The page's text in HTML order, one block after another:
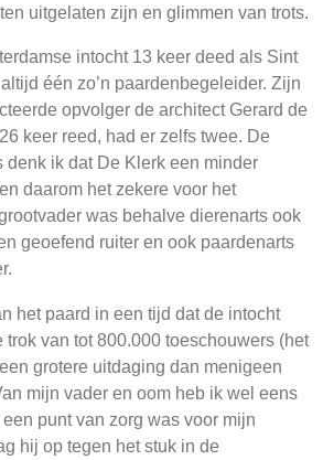
uitgelaten zijn en glimmen van trots.
intocht 13 keer deed als Sint
één zo’n paardenbegeleider. Zijn
opvolger de architect Gerard de
keer reed, had er zelfs twee. De
denk ik dat De Klerk een minder
daarom het zekere voor het
was behalve dierenarts ook
geoefend ruiter en ook paardenarts
het paard in een tijd dat de intocht
van tot 800.000 toeschouwers (het
grotere uitdaging dan menigeen
mijn vader en oom heb ik wel eens
punt van zorg was voor mijn
hij op tegen het stuk in de